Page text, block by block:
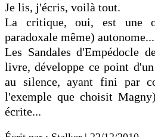
Je lis, j'écris, voilà tout.
La critique, oui, est une
paradoxale même) autonome...
Les Sandales d'Empédocle
livre, développe ce point
au silence, ayant fini par
l'exemple que choisit
écrite...